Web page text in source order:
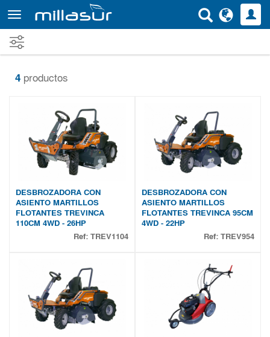
contenido
principal
4 productos
DESBROZADORA CON
ASIENTO MARTILLOS
FLOTANTES TREVINCA
110CM 4WD - 26HP
Ref: TREV1104
DESBROZADORA CON
ASIENTO MARTILLOS
FLOTANTES TREVINCA 95CM
4WD - 22HP
Ref: TREV954